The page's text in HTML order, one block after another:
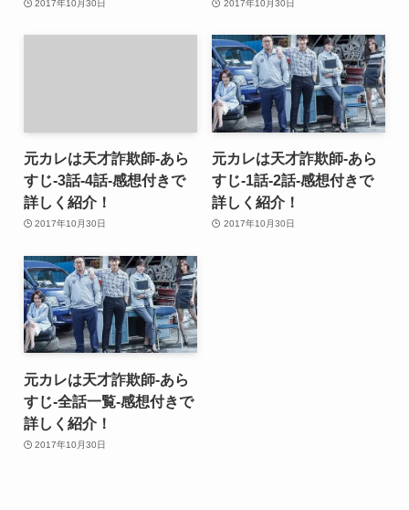
2017年10月30日 2017年10月30日
元カレは天才詐欺師-あら
すじ-3話-4話-感想付きで
詳しく紹介！
2017年10月30日
元カレは天才詐欺師-あら
すじ-1話-2話-感想付きで
詳しく紹介！
2017年10月30日
元カレは天才詐欺師-あら
すじ-全話一覧-感想付きで
詳しく紹介！
2017年10月30日